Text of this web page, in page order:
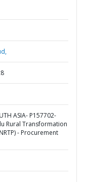
ASIA- P157702-
Rural Transformation
- Procurement